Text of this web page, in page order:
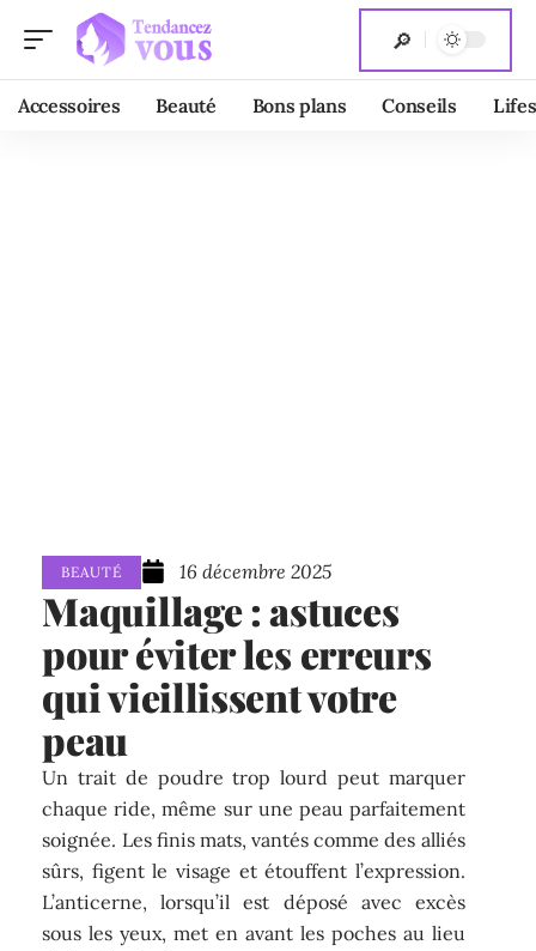
Accessoires Beauté Bons plans Conseils
BEAUTÉ 16 décembre 2025
Maquillage : astuces
pour éviter les erreurs
qui vieillissent votre
peau
Un trait de poudre trop lourd peut marquer
chaque ride, même sur une peau parfaitement
soignée. Les finis mats, vantés comme des alliés
sûrs, figent le visage et étouffent l’expression.
L’anticerne, lorsqu’il est déposé avec excès
sous les yeux, met en avant les poches au lieu